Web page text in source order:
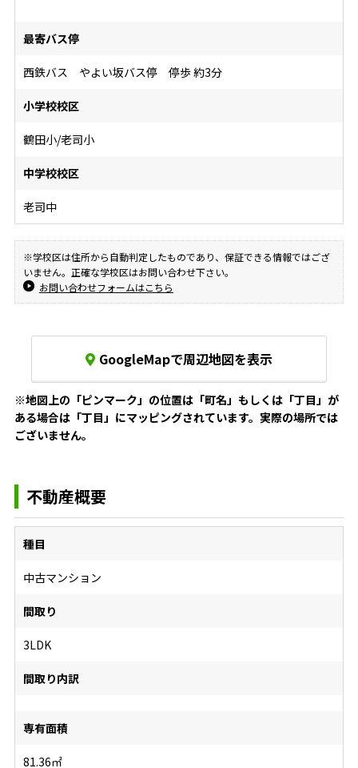
最寄バス停
西鉄バス やよい坂バス停 停歩 約3分
小学校校区
鶴田小/老司小
中学校校区
老司中
※学校区は住所から自動判定したものであり、保証できる情報ではござ
いません。正確な学校区はお問い合わせ下さい。
お問い合わせフォームはこちら
GoogleMapで周辺地図を表示
※地図上の「ピンマーク」の位置は「町名」もしくは「丁目」が
ある場合は「丁目」にマッピングされています。 実際の場所では
ございません。
不動産概要
種目
中古マンション
間取り
3LDK
間取り内訳
専有面積
81.36㎡